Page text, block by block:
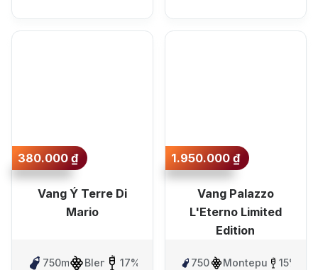
380.000₫
Vang Ý Terre Di
Mario
750ml Blen 17%
1.950.000₫
Vang Palazzo
L'Eterno Limited
Edition
750ml Montepulciano
15%